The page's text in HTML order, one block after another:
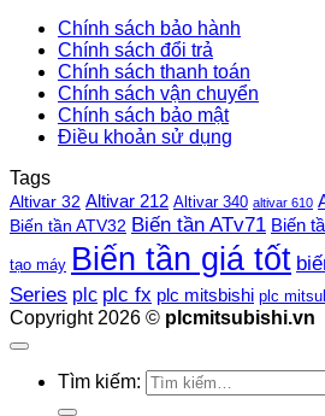
Chính sách bảo hành
Chính sách đổi trả
Chính sách thanh toán
Chính sách vận chuyển
Chính sách bảo mật
Điều khoản sử dụng
Tags
Altivar 32 Altivar 212 Altivar 340 altivar 610
Biến tần ATV32 Biến tần ATv71 Biến
tạo máy Biến tần giá tốt
Series plc plc fx plc mitsbishi plc
Copyright 2026 © plcmitsubishi.vn
Tìm kiếm: